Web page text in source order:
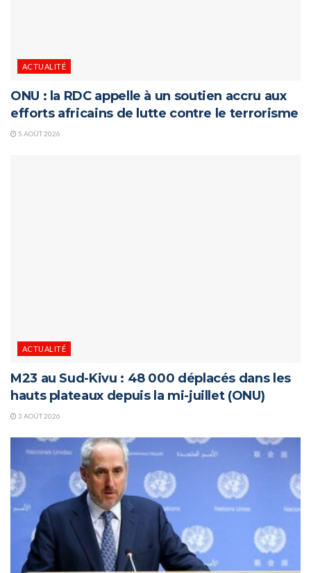
ACTUALITÉ
ONU : la RDC appelle à un soutien accru aux
efforts africains de lutte contre le terrorisme
5 AOÛT 2026
ACTUALITÉ
M23 au Sud-Kivu : 48 000 déplacés dans les
hauts plateaux depuis la mi-juillet (ONU)
3 AOÛT 2026